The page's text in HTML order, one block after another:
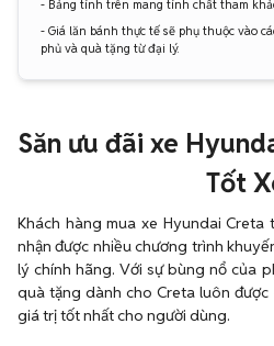
- Bảng tính trên mang tính chất tham
- Giá lăn bánh thực tế sẽ phụ thuộc vào
phủ và quà tặng từ đại lý.
Săn ưu đãi xe
Tốt
Khách hàng mua xe Hyundai Creta
nhận được nhiều chương trình
lý chính hãng. Với sự bùng nổ của
quà tặng dành cho Creta luôn được
giá trị tốt nhất cho người dùng.